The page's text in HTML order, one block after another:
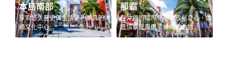
那霸
在沖繩的國際化都市放鬆身心，並
盡情享受周遭美麗島嶼之旅...
首里
在琉球王國時期的首都探索世界遺
產和皇室遺產...